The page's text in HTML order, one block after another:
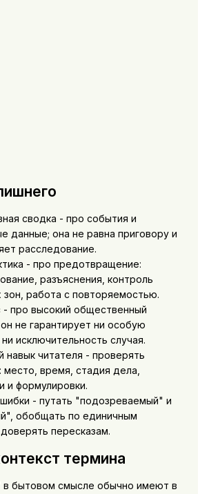
сводка - про события и
данные; она не равна приговору и
расследование.
- про предотвращение:
разъяснения, контроль
зон, работа с повторяемостью.
- про высокий общественный
не гарантирует ни особую
исключительность случая.
навык читателя - проверять
место, время, стадия дела,
и формулировки.
- путать "подозреваемый" и
обобщать по единичным
пересказам.
термина
бытовом смысле обычно имеют в